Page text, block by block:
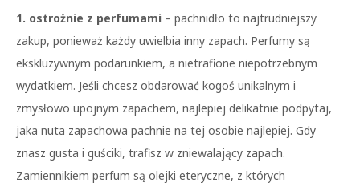
1. ostrożnie z perfumami – pachnidło to najtrudniejszy
zakup, ponieważ każdy uwielbia inny zapach. Perfumy są
ekskluzywnym podarunkiem, a nietrafione niepotrzebnym
wydatkiem. Jeśli chcesz obdarować kogoś unikalnym i
zmysłowo upojnym zapachem, najlepiej delikatnie podpytaj,
jaka nuta zapachowa pachnie na tej osobie najlepiej. Gdy
znasz gusta i guściki, trafisz w zniewalający zapach.
Zamiennikiem perfum są olejki eteryczne, z których